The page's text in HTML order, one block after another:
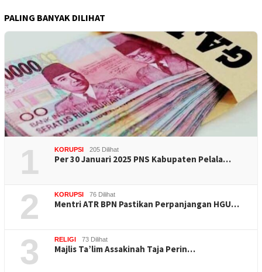
PALING BANYAK DILIHAT
1 KORUPSI 205 Dilihat
Per 30 Januari 2025 PNS Kabupaten Pelala…
2 KORUPSI 76 Dilihat
Mentri ATR BPN Pastikan Perpanjangan HGU…
3 RELIGI 73 Dilihat
Majlis Ta’lim Assakinah Taja Perin…